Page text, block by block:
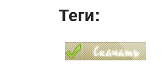
Теги: